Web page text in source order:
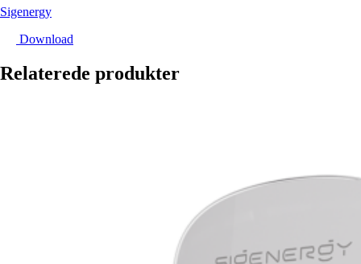
Sigenergy
Download
Relaterede produkter